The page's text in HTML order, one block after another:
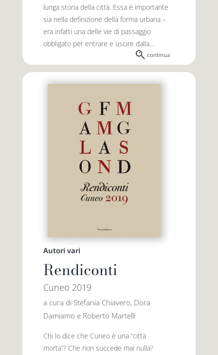
lunga storia della città. Essa è importante
sia nella definizione della forma urbana –
era infatti una delle vie di passaggio
obbligato per entrare e uscire dalla...
continua
Autori vari
Rendiconti
Cuneo 2019
a cura di Stefania Chiavero, Dora
Damiamo e Roberto Martelli
Chi lo dice che Cuneo è una “città
morta”? Che non succede mai nulla?